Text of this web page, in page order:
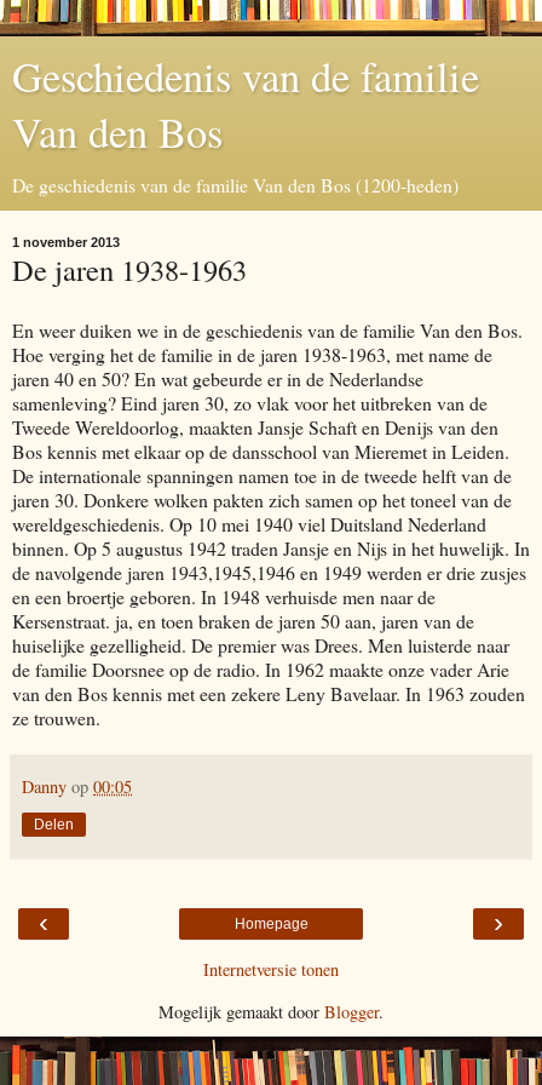
Geschiedenis van de familie
Van den Bos
De geschiedenis van de familie Van den Bos (1200-heden)
1 november 2013
De jaren 1938-1963
En weer duiken we in de geschiedenis van de familie Van den Bos.
Hoe verging het de familie in de jaren 1938-1963, met name de
jaren 40 en 50? En wat gebeurde er in de Nederlandse
samenleving? Eind jaren 30, zo vlak voor het uitbreken van de
Tweede Wereldoorlog, maakten Jansje Schaft en Denijs van den
Bos kennis met elkaar op de dansschool van Mieremet in Leiden.
De internationale spanningen namen toe in de tweede helft van de
jaren 30. Donkere wolken pakten zich samen op het toneel van de
wereldgeschiedenis. Op 10 mei 1940 viel Duitsland Nederland
binnen. Op 5 augustus 1942 traden Jansje en Nijs in het huwelijk. In
de navolgende jaren 1943,1945,1946 en 1949 werden er drie zusjes
en een broertje geboren. In 1948 verhuisde men naar de
Kersenstraat. ja, en toen braken de jaren 50 aan, jaren van de
huiselijke gezelligheid. De premier was Drees. Men luisterde naar
de familie Doorsnee op de radio. In 1962 maakte onze vader Arie
van den Bos kennis met een zekere Leny Bavelaar. In 1963 zouden
ze trouwen.
Danny op 00:05
Delen
‹ ›
Homepage
Internetversie tonen
Mogelijk gemaakt door Blogger.